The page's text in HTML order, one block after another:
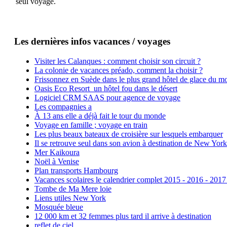
Les dernières infos vacances / voyages
Visiter les Calanques : comment choisir son circuit ?
La colonie de vacances préado, comment la choisir ?
Frissonnez en Suède dans le plus grand hôtel de glace du
Oasis Eco Resort un hôtel fou dans le désert
Logiciel CRM SAAS pour agence de voyage
Les compagnies a
À 13 ans elle a déjà fait le tour du monde
Voyage en famille ; voyage en train
Les plus beaux bateaux de croisière sur lesquels embarquer
Il se retrouve seul dans son avion à destination de New York
Mer Kaikoura
Noël à Venise
Plan transports Hambourg
Vacances scolaires le calendrier complet 2015 - 2016 -
Tombe de Ma Mere loie
Liens utiles New York
Mosquée bleue
12 000 km et 32 femmes plus tard il arrive à destination
reflet de ciel